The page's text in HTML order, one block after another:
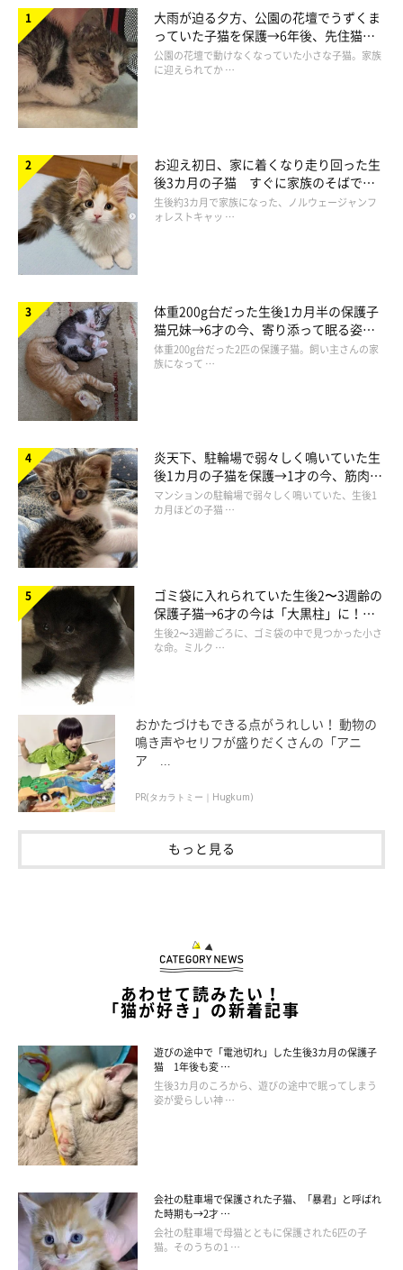
大雨が迫る夕方、公園の花壇でうずくま
っていた子猫を保護→6年後、先住猫
と“姉妹”のような関係に
公園の花壇で動けなくなっていた小さな子猫。家族
に迎えられてか …
お迎え初日、家に着くなり走り回った生
後3カ月の子猫 すぐに家族のそばで落
ち着く姿に「迎えてよかった」
生後約3カ月で家族になった、ノルウェージャンフ
ォレストキャッ …
体重200g台だった生後1カ月半の保護子
猫兄妹→6才の今、寄り添って眠る姿に
ほっこり！
体重200g台だった2匹の保護子猫。飼い主さんの家
族になって …
炎天下、駐輪場で弱々しく鳴いていた生
後1カ月の子猫を保護→1才の今、筋肉質
でツンデレなコに成長
マンションの駐輪場で弱々しく鳴いていた、生後1
カ月ほどの子猫 …
ゴミ袋に入れられていた生後2〜3週齢の
保護子猫→6才の今は「大黒柱」に！
美しい黒猫に成長した姿にグッとくる
生後2〜3週齢ごろに、ゴミ袋の中で見つかった小さ
な命。ミルク …
おかたづけもできる点がうれしい！ 動物の
鳴き声やセリフが盛りだくさんの「アニ
ア ...
PR(タカラトミー｜Hugkum)
もっと見る
あわせて読みたい！
「猫が好き」の新着記事
遊びの途中で「電池切れ」した生後3カ月の保護子
猫 1年後も変 …
生後3カ月のころから、遊びの途中で眠ってしまう
姿が愛らしい神 …
会社の駐車場で保護された子猫、「暴君」と呼ばれ
た時期も→2才 …
会社の駐車場で母猫とともに保護された6匹の子
猫。そのうちの1 …